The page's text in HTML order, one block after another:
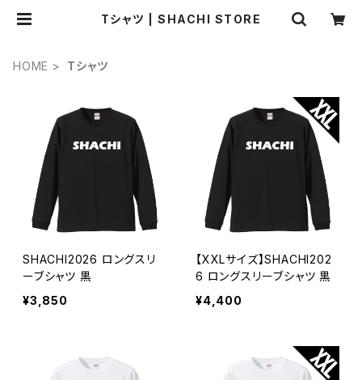
Tシャツ | SHACHI STORE
HOME Tシャツ
SHACHI2026 ロングスリ
ーブシャツ 黒
¥3,850
【XXLサイズ】SHACHI202
6 ロングスリーブシャツ 黒
¥4,400